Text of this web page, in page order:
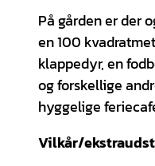
På gården er der
en 100
klappedyr, en
og forskellige
hyggelige
Vilkår/